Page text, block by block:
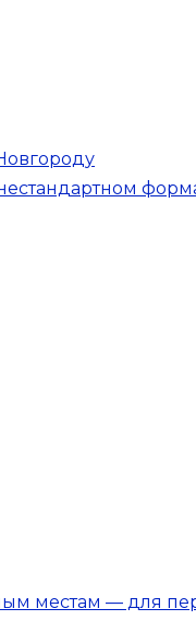
местам — для